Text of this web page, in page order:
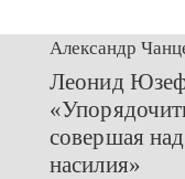
Александр
​Леонид
совершая
насилия»